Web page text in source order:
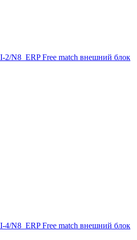
N8_ERP Free match внешний блок
N8_ERP Free match внешний блок